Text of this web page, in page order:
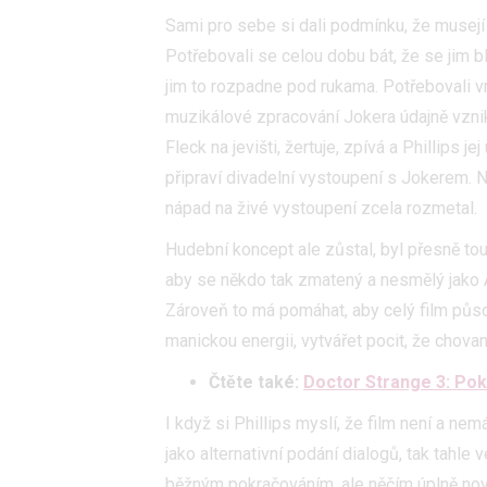
Sami pro sebe si dali podmínku, že
Potřebovali se celou dobu bát, že se jim
jim to rozpadne pod rukama. Potřebovali
muzikálové zpracování Jokera údajně
Fleck na jevišti, žertuje, zpívá a Phillips
připraví divadelní vystoupení s Jokerem.
nápad na živé vystoupení zcela rozmetal.
Hudební koncept ale zůstal, byl přesně
aby se někdo tak zmatený a nesmělý
Zároveň to má pomáhat, aby celý film
manickou energii, vytvářet pocit, že
Čtěte také: Doctor Strange 3:
I když si Phillips myslí, že film není a
jako alternativní podání dialogů, tak tahle
Udělením
možnost:
Poskytování